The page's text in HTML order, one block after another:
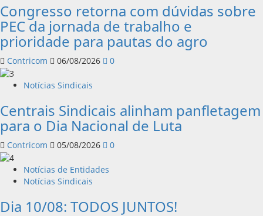
Congresso retorna com dúvidas sobre
PEC da jornada de trabalho e
prioridade para pautas do agro
Contricom 06/08/2026 0
Notícias Sindicais
Centrais Sindicais alinham panfletagem
para o Dia Nacional de Luta
Contricom 05/08/2026 0
Notícias de Entidades
Notícias Sindicais
Dia 10/08: TODOS JUNTOS!